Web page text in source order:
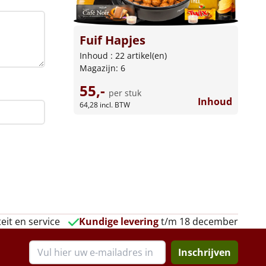
Fuif Hapjes
Inhoud : 22 artikel(en)
Magazijn: 6
55,- per stuk
64,28 incl. BTW Inhoud
en service Kundige leveringt/m 18 december
Inschrijven